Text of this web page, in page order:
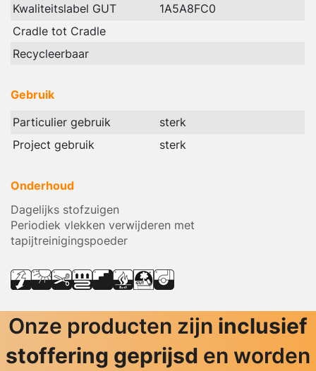
Kwaliteitslabel GUT
1A5A8FC0
Cradle tot Cradle
Recycleerbaar
Gebruik
Particulier gebruik
sterk
Project gebruik
sterk
Onderhoud
Dagelijks stofzuigen
Periodiek vlekken verwijderen met
tapijtreinigingspoeder
Onze producten zijn inclusief
stoffering geprijsd en worden